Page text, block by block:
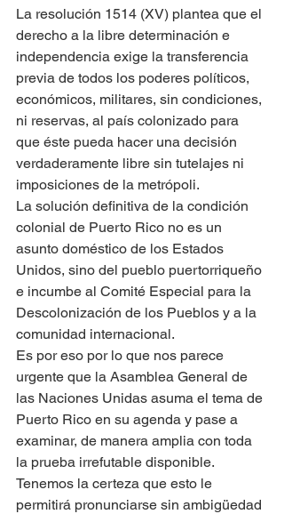
La resolución 1514 (XV) plantea que el
derecho a la libre determinación e
independencia exige la transferencia
previa de todos los poderes políticos,
económicos, militares, sin condiciones,
ni reservas, al país colonizado para
que éste pueda hacer una decisión
verdaderamente libre sin tutelajes ni
imposiciones de la metrópoli.
La solución definitiva de la condición
colonial de Puerto Rico no es un
asunto doméstico de los Estados
Unidos, sino del pueblo puertorriqueño
e incumbe al Comité Especial para la
Descolonización de los Pueblos y a la
comunidad internacional.
Es por eso por lo que nos parece
urgente que la Asamblea General de
las Naciones Unidas asuma el tema de
Puerto Rico en su agenda y pase a
examinar, de manera amplia con toda
la prueba irrefutable disponible.
Tenemos la certeza que esto le
permitirá pronunciarse sin ambigüedad